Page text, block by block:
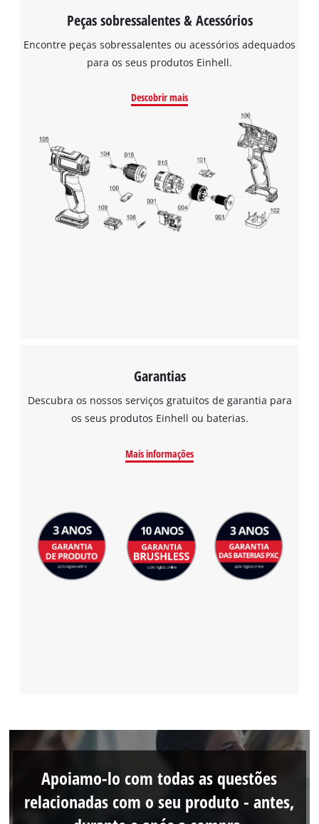
Precisamos do seu consentimento para
carregar o serviço Google Maps!
This content is not permitted to load due
to trackers that are not disclosed to the
visitor. The website owner needs to setup
Peças sobressalentes & Acessórios
Encontre peças sobressalentes ou acessórios adequados
para os seus produtos Einhell.
Descobrir mais
Garantias
Descubra os nossos serviços gratuitos de garantia para
os seus produtos Einhell ou baterias.
Mais informações
Apoiamo-lo com todas as questões
relacionadas com o seu produto - antes,